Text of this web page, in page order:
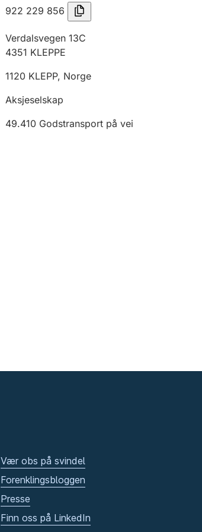
922 229 856
Verdalsvegen 13C
4351 KLEPPE
1120 KLEPP, Norge
Aksjeselskap
49.410 Godstransport på vei
Vær obs på svindel
Forenklingsbloggen
Presse
Finn oss på LinkedIn